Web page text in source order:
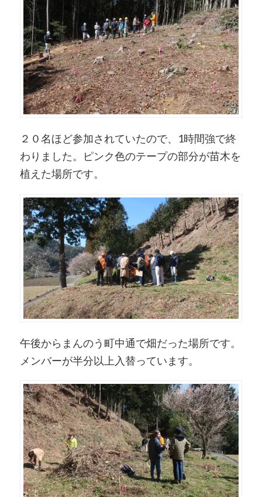
２０名ほど参加されていたので、1時間強で終
わりました。ピンク色のテープの部分が苗木を
植えた場所です。
午後からまんのう町中通で畑だった場所です。
メンバーが半分以上入替っています。